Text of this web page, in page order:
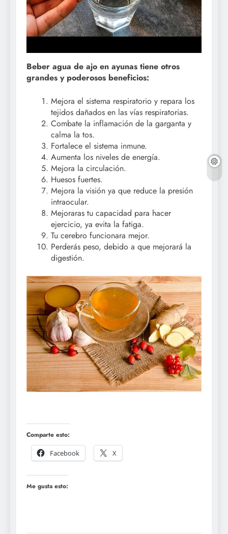
Beber agua de ajo en ayunas tiene otros
grandes y poderosos beneficios:
Mejora el sistema respiratorio y repara los
tejidos dañados en las vías respiratorias.
Combate la inflamación de la garganta y
calma la tos.
Fortalece el sistema inmune.
Aumenta los niveles de energía.
Mejora la circulación.
Huesos fuertes.
Mejora la visión ya que reduce la presión
intraocular.
Mejoraras tu capacidad para hacer
ejercicio, ya evita la fatiga.
Tu cerebro funcionara mejor.
Perderás peso, debido a que mejorará la
digestión.
Comparte esto:
Facebook
X
Me gusta esto: